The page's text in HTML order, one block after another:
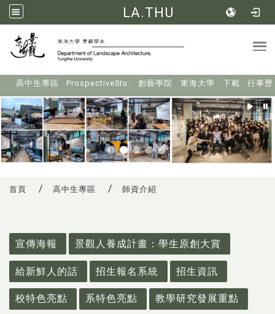
LA.THU
高中生專區 ProspectiveStu. 創藝學院 東海大學 下載 行事歷
首頁 高中生專區 師資介紹
宣傳海報
景觀人養成計畫：學生原創大賞
給新鮮人的話 招生報名系統 招生資訊
校特色亮點 系特色亮點 教學研究發展重點